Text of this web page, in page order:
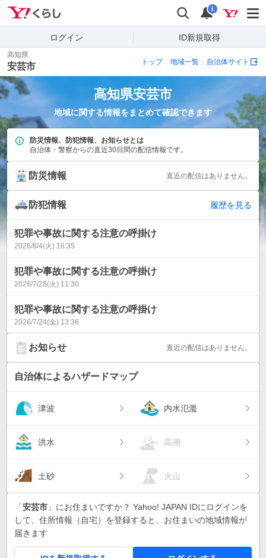
検索 通知
i
ログイン ID新規取得
高知県
安芸市 トップ 地域一覧 自治体サイト
高知県安芸市
地域に関する情報をまとめて確認できます
防災情報、防犯情報、お知らせとは
自治体・警察からの直近30日間の配信情報です。
防災情報 直近の配信はありません。
防犯情報 履歴を見る
犯罪や事故に関する注意の呼掛け
2026/8/4(火) 16:35
犯罪や事故に関する注意の呼掛け
2026/7/28(火) 11:30
犯罪や事故に関する注意の呼掛け
2026/7/24(金) 13:36
お知らせ 直近の配信はありません。
自治体によるハザードマップ
津波 内水氾濫
洪水 高潮
土砂 火山
「安芸市 」にお住まいですか？ Yahoo! JAPAN IDにログインを
して、住所情報（自宅）を登録すると、お住まいの地域情報が
届きます